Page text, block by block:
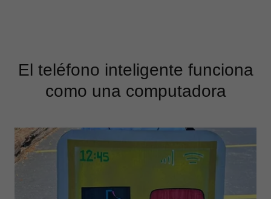
El teléfono inteligente funciona
como una computadora